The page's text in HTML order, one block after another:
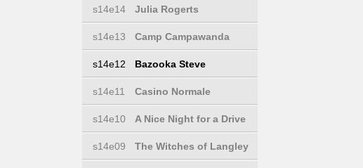
s14e14 Julia Rogerts
s14e13 Camp Campawanda
s14e12 Bazooka Steve
s14e11 Casino Normale
s14e10 A Nice Night for a Drive
s14e09 The Witches of Langley